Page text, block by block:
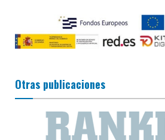
Otras publicaciones